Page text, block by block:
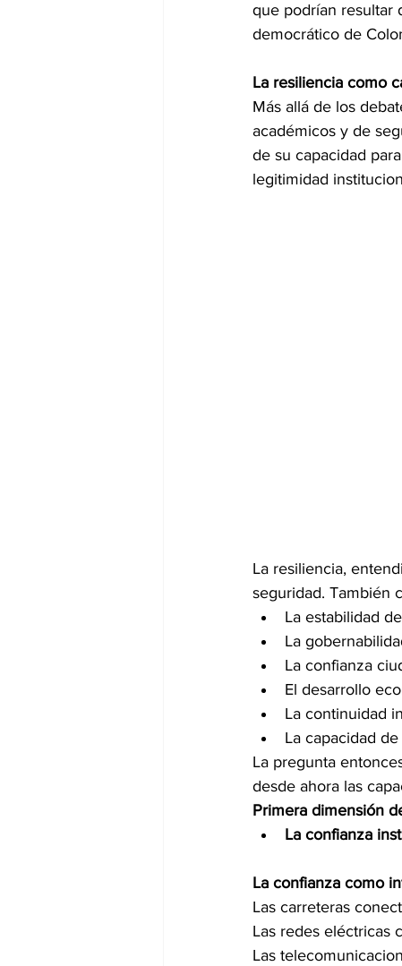
que podrían resultar
democrático de
La resiliencia como
Más allá de los
académicos y de
de su capacidad
legitimidad
La resiliencia,
seguridad. También
La estabilidad
La
La confianza
El desarrollo
La continuidad
La capacidad
La pregunta
desde ahora las
Primera dimensión
La confianza
La confianza como
Las carreteras
Las redes eléctricas
Las